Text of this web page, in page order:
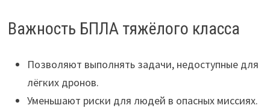
Важность БПЛА тяжёлого класса
Позволяют выполнять задачи, недоступные для
лёгких дронов.
Уменьшают риски для людей в опасных миссиях.